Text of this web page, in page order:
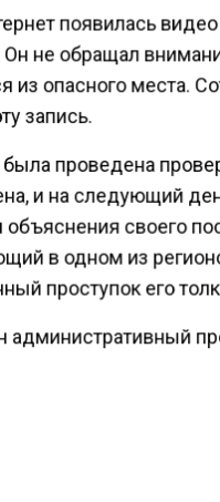
появилась
Он не обращал
из опасного места.
запись.
проведена
и на следующий
объяснения своего
в одном из
проступок его
административный